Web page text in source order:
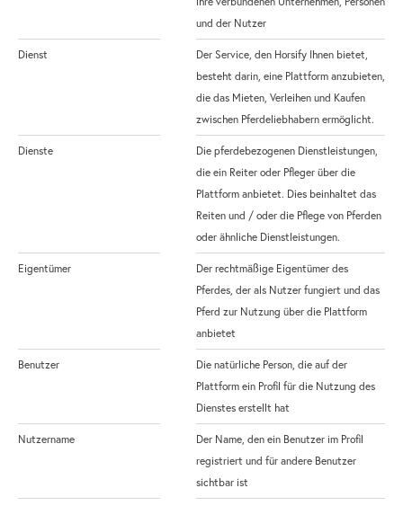
und der Nutzer
Dienst
Der Service, den Horsify Ihnen bietet,
besteht darin, eine Plattform anzubieten,
die das Mieten, Verleihen und Kaufen
zwischen Pferdeliebhabern ermöglicht.
Dienste
Die pferdebezogenen Dienstleistungen,
die ein Reiter oder Pfleger über die
Plattform anbietet. Dies beinhaltet das
Reiten und / oder die Pflege von Pferden
oder ähnliche Dienstleistungen.
Eigentümer
Der rechtmäßige Eigentümer des
Pferdes, der als Nutzer fungiert und das
Pferd zur Nutzung über die Plattform
anbietet
Benutzer
Die natürliche Person, die auf der
Plattform ein Profil für die Nutzung des
Dienstes erstellt hat
Nutzername
Der Name, den ein Benutzer im Profil
registriert und für andere Benutzer
sichtbar ist